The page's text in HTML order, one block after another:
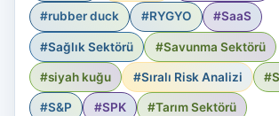
#rubber duck #RYGYO #SaaS
#Sağlık Sektörü #Savunma Sektörü
#siyah kuğu #Sıralı Risk Analizi
#S&P #SPK #Tarım Sektörü